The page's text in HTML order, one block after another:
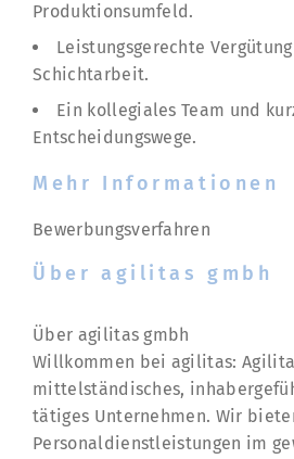
Produktionsumfeld.
Leistungsgerechte
Schichtarbeit.
Ein kollegiales Team und
Entscheidungswege.
Mehr Informationen
Bewerbungsverfahren
Über agilitas gmbh
Über agilitas gmbh
Willkommen bei agilitas:
mittelständisches,
tätiges Unternehmen. Wir
Personaldienstleistungen im